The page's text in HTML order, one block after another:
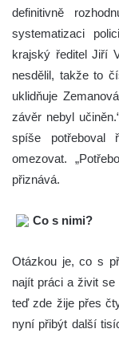
definitivně
systematizaci
krajský ředitel Jiří
nesdělil, takže to
uklidňuje
závěr nebyl
spíše
omezovat.
přiznává.
Co s nimi?
Otázkou je, co s
najít práci a živit
teď zde žije přes
nyní přibýt další